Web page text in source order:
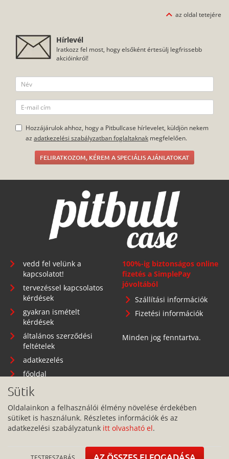
az oldal tetejére
Hírlevél
Iratkozz fel most, hogy elsőként értesülj legfrissebb
akcióinkról!
Hozzájárulok ahhoz, hogy a Pitbullcase hírlevelet, küldjön nekem
az adatkezelési szabályzatban foglaltaknak megfelelően.
FELIRATKOZOM, KÉREM A SPECIÁLIS AJÁNLATOKAT
vedd fel velünk a
kapcsolatot!
tervezéssel kapcsolatos
kérdések
gyakran ismételt
kérdések
általános szerződési
feltételek
adatkezelés
főoldal
100%-ig biztonságos online
fizetés a SimplePay
jóvoltából
Szállítási információk
Fizetési információk
Minden jog fenntartva.
Telephely: 1134 Budapest, Angyalföldi út 25.
info@pitbullcase.hu
+36706364305
Sütik
Oldalainkon a felhasználói élmény növelése érdekében
sütiket is használunk. Részletes információk és az
adatkezelési szabályzatunk itt olvasható el.
TESTRESZABÁS